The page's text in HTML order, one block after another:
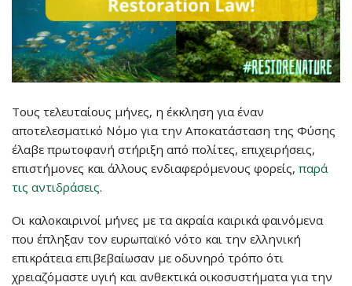
Τους τελευταίους μήνες, η έκκληση για έναν
αποτελεσματικό Νόμο για την Αποκατάσταση της Φύσης
έλαβε πρωτοφανή στήριξη από πολίτες, επιχειρήσεις,
επιστήμονες και άλλους ενδιαφερόμενους φορείς, παρά
τις αντιδράσεις.
Οι καλοκαιρινοί μήνες με τα ακραία καιρικά φαινόμενα
που έπληξαν τον ευρωπαϊκό νότο και την ελληνική
επικράτεια επιβεβαίωσαν με οδυνηρό τρόπο ότι
χρειαζόμαστε υγιή και ανθεκτικά οικοσυστήματα για την